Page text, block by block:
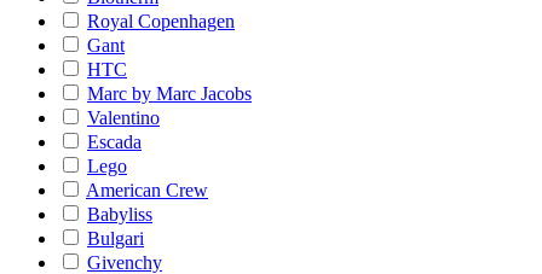
Royal Copenhagen
Gant
HTC
Marc by Marc Jacobs
Valentino
Escada
Lego
American Crew
Babyliss
Bulgari
Givenchy